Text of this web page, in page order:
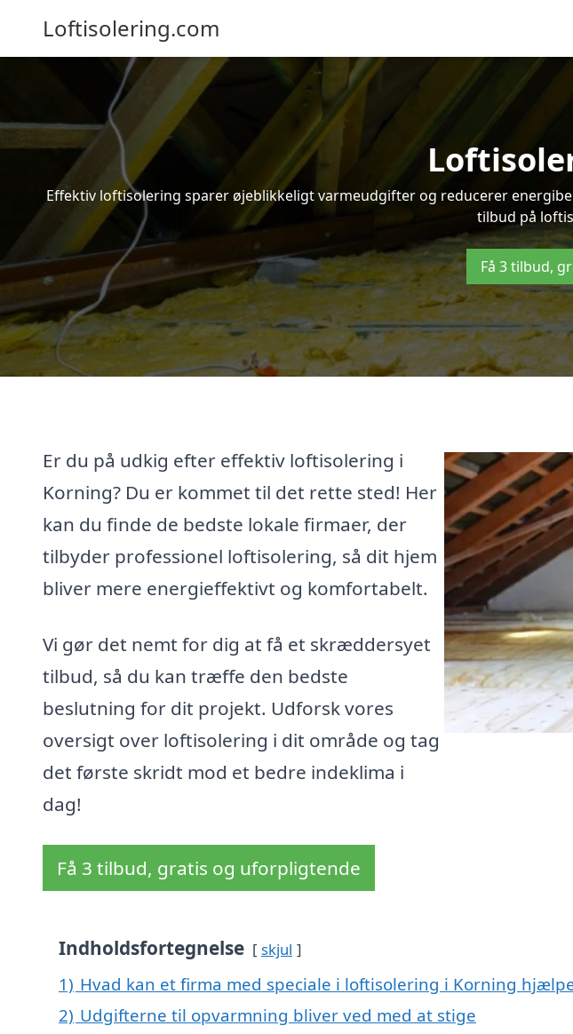
Loftisolering.com
Effektiv loftisolering sparer øjeblikkeligt varmeudgifter og reducerer
tilbud på
Få 3 tilbud,
Er du på udkig efter effektiv loftisolering i
Korning? Du er kommet til det rette sted! Her
kan du finde de bedste lokale firmaer, der
tilbyder professionel loftisolering, så dit hjem
bliver mere energieffektivt og komfortabelt.
Vi gør det nemt for dig at få et skræddersyet
tilbud, så du kan træffe den bedste
beslutning for dit projekt. Udforsk vores
oversigt over loftisolering i dit område og tag
det første skridt mod et bedre indeklima i
dag!
Få 3 tilbud, gratis og uforpligtende
Indholdsfortegnelse skjul
1) Hvad kan et firma med speciale i loftisolering i Korning
2) Udgifterne til opvarmning bliver ved med at stige